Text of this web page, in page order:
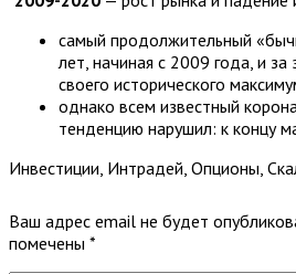
самый продолжительный
лет, начиная с 2009 года, и
своего исторического
однако всем известный
тенденцию нарушил: к концу
Инвестиции, Интрадей, Опционы,
Ваш адрес email не будет
помечены *